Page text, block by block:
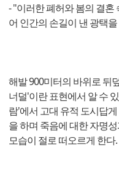
- "이러한 폐허와 봄의 결혼
어 인간의 손길이 낸 광택
해발 900미터의 바위로 뒤
너덜'이란 표현에서 알 수
람'에서 고대 유적 도시답
을 하며 죽음에 대한 자명
모습이 절로 떠오르게 한다.